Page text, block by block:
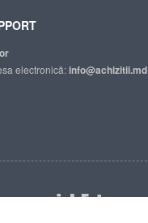
electronică:info@achizitii.md